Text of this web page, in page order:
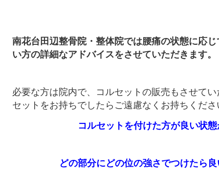
南花台田辺整骨院・整体院では腰痛の状態に応
い方の詳細なアドバイスをさせていただきます。
必要な方は院内で、コルセットの販売もさせて
セットをお持ちでしたらご遠慮なくお持ちくださ
コルセットを付けた方が良い状態
どの部分にどの位の強さでつけたら